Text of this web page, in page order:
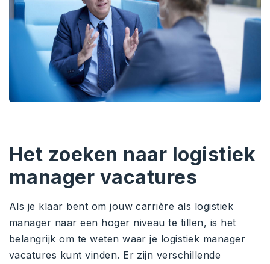
Het zoeken naar logistiek
manager vacatures
Als je klaar bent om jouw carrière als logistiek
manager naar een hoger niveau te tillen, is het
belangrijk om te weten waar je logistiek manager
vacatures kunt vinden. Er zijn verschillende